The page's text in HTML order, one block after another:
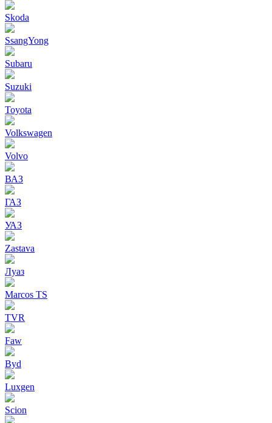
Skoda
SsangYong
Subaru
Suzuki
Toyota
Volkswagen
Volvo
ВАЗ
ГАЗ
УАЗ
Zastava
Луаз
Marcos TS
TVR
Faw
Byd
Luxgen
Scion